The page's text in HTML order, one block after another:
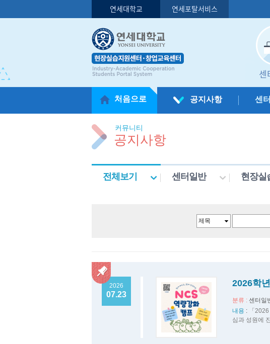
연세대학교 연세포탈서비스
센
처음으로 공지사항 센
커뮤니티
공지사항
전체보기 센터일반 현장실
2026
07.23
2026학
분류 : 센터일
내용 :
「
심과 성원에